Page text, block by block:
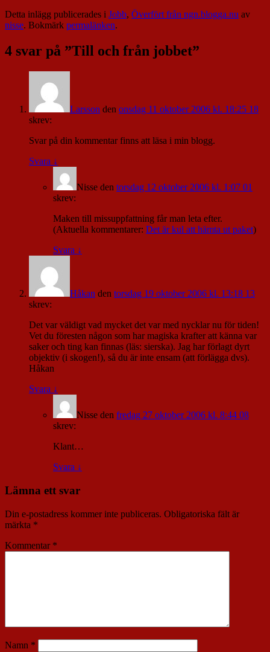
Detta inlägg publicerades i Jobb, Överfört från ngn.blogga.nu av
nisse. Bokmärk permalänken.
4 svar på ”Till och från jobbet”
Larsson den onsdag 11 oktober 2006 kl. 18:25 18
skrev:
Svar på din kommentar finns att läsa i min blogg.
Svara ↓
Nisse den torsdag 12 oktober 2006 kl. 1:07 01
skrev:
Maken till missuppfattning får man leta efter.
(Aktuella kommentarer: Det är kul att hämta ut paket)
Svara ↓
Håkan den torsdag 19 oktober 2006 kl. 13:18 13
skrev:
Det var väldigt vad mycket det var med nycklar nu för tiden!
Vet du föresten någon som har magiska krafter att känna var
saker och ting kan finnas (läs: sierska). Jag har förlagt dyrt
objektiv (i skogen!), så du är inte ensam (att förlägga dvs).
Håkan
Svara ↓
Nisse den fredag 27 oktober 2006 kl. 8:44 08
skrev:
Klant…
Svara ↓
Lämna ett svar
Din e-postadress kommer inte publiceras. Obligatoriska fält är
märkta *
Kommentar *
Namn *